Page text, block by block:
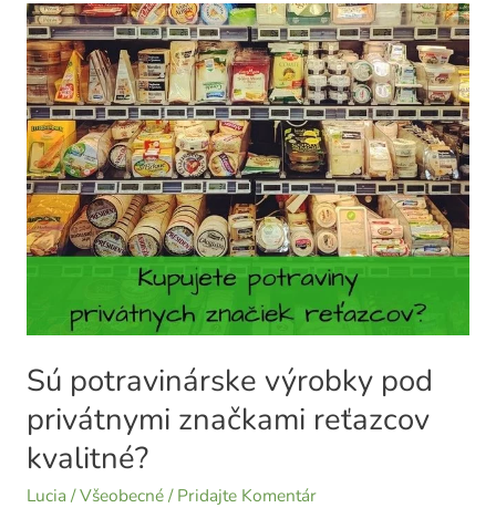
Sú potravinárske výrobky pod
privátnymi značkami reťazcov
kvalitné?
Lucia /Všeobecné/Pridajte Komentár
Sú
potravinárske
výrobky
pod
privátnymi
značkami
reťazcov
kvalitné?